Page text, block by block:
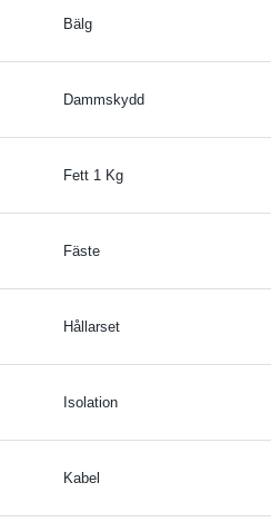
Bälg
Dammskydd
Fett 1 Kg
Fäste
Hållarset
Isolation
Kabel